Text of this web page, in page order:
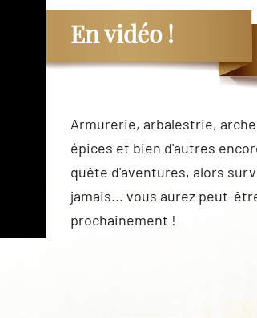
En vidéo !
Armurerie, arbalestrie,
épices et bien d'autres
quête d'aventures, alors
jamais... vous aurez peut-
prochainement !